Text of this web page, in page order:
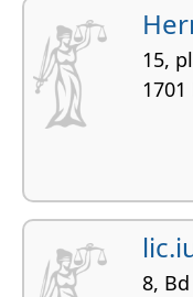
15,
8,